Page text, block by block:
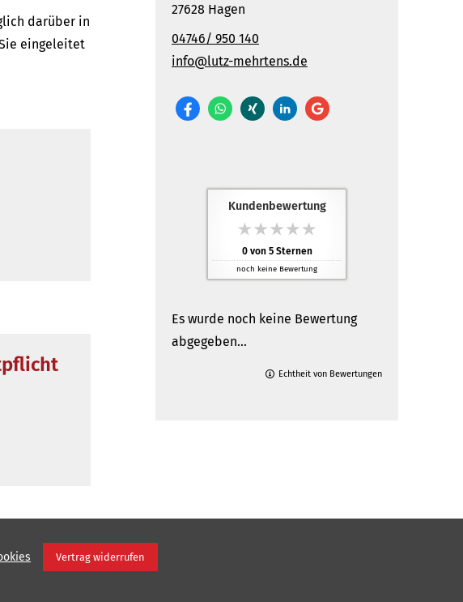
27628 Hagen
04746/ 950 140
info@lutz-mehrtens.de
Kundenbewertung
0von 5Sternen
noch keine Bewertung
Es wurde noch keine Bewertung
abgegeben...
Echtheit von Bewertungen
darüber in
eingeleitet
Vertrag widerrufen